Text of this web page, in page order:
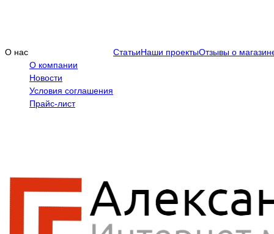
О нас
О компании
Новости
Условия соглашения
Прайс-лист
СтатьиНаши проектыОтзывы о